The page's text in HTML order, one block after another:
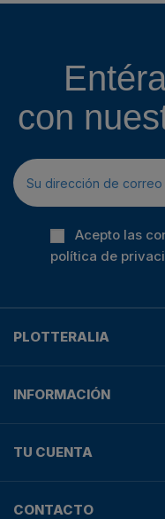
con
Acepto las
política de
PLOTTERALIA
INFORMACIÓN
TU CUENTA
CONTACTO